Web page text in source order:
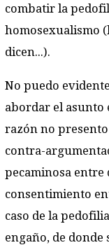
combatir la
homosexualismo
dicen...).
No puedo
abordar el asunto
razón no
contra-
pecaminosa entre
consentimiento
caso de la
engaño, de donde